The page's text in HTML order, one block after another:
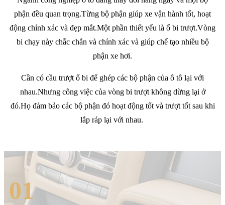
phận đều quan trọng.Từng bộ phận giúp xe vận hành tốt, hoạt
động chính xác và đẹp mắt.Một phần thiết yếu là ổ bi trượt.Vòng
bi chạy này chắc chắn và chính xác và giúp chế tạo nhiều bộ
phận xe hơi.
Cần có cầu trượt ổ bi để ghép các bộ phận của ô tô lại với
nhau.Nhưng công việc của vòng bi trượt không dừng lại ở
đó.Họ đảm bảo các bộ phận đó hoạt động tốt và trượt tốt sau khi
lắp ráp lại với nhau.
01